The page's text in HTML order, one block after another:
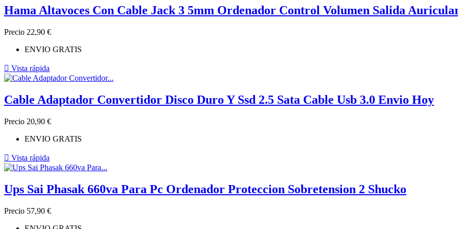
Hama Altavoces Con Cable Jack 3 5mm Ordenador Control Volumen Salida
Precio 22,90 €
ENVIO GRATIS
 Vista rápida
Cable Adaptador Convertidor Disco Duro Y Ssd 2.5 Sata Cable Usb 3.0 Envio Hoy
Precio 20,90 €
ENVIO GRATIS
 Vista rápida
Ups Sai Phasak 660va Para Pc Ordenador Proteccion Sobretension 2 Shucko
Precio 57,90 €